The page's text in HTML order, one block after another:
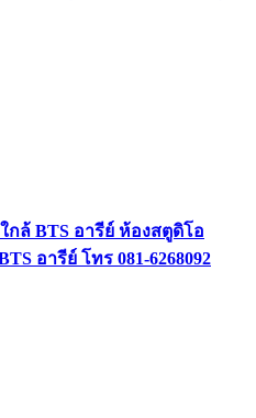
กล้ BTS อารีย์ ห้องสตูดิโอ
อารีย์ โทร 081-6268092